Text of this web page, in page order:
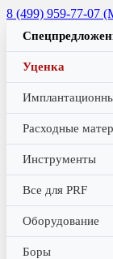
8 (499) 959-77-07
Уценка
Расходные
Инструменты
Все для PRF
Оборудование
Боры